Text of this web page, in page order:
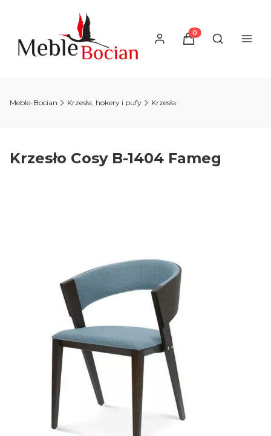
Produkty w
Otwórz
Meble-Bocian Krzesła, hokery i pufy Krzesła
Krzesło Cosy B-1404 Fameg